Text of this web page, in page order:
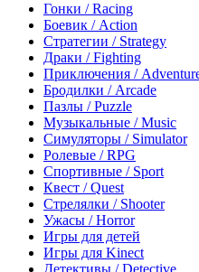
Гонки / Racing
Боевик / Action
Стратегии / Strategy
Драки / Fighting
Приключения /
Бродилки / Arcade
Пазлы / Puzzle
Музыкальные / Music
Симуляторы / Simulator
Ролевые / RPG
Спортивные / Sport
Квест / Quest
Стрелялки / Shooter
Ужасы / Horror
Игры для детей
Игры для Kinect
Детективы / Detective